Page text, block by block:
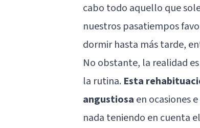
cabo todo aquello que
nuestros pasatiempos
dormir hasta más tarde,
No obstante, la realidad
la rutina. Esta
angustiosa en ocasiones
nada teniendo en cuenta